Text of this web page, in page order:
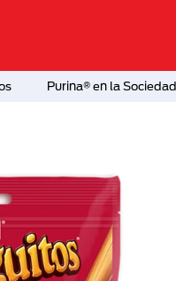
Purina® en la Sociedad